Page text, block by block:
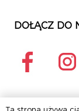
DOŁĄCZ DO